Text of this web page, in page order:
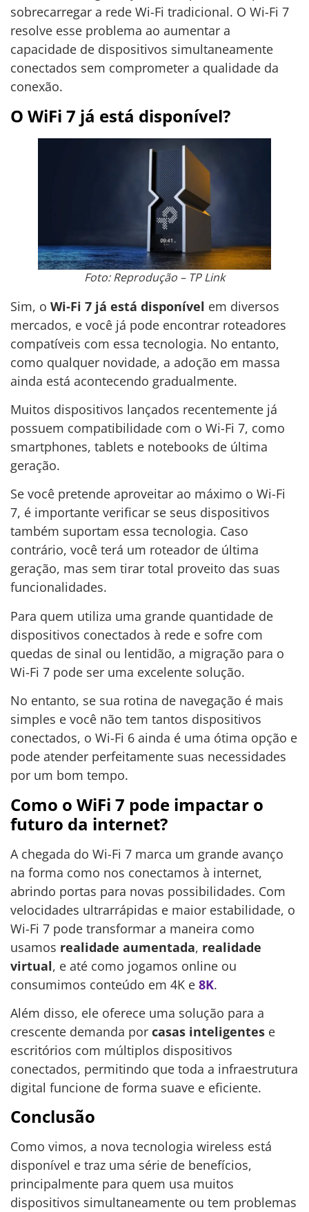
sobrecarregar a rede Wi-Fi tradicional. O Wi-Fi 7
resolve esse problema ao aumentar a
capacidade de dispositivos simultaneamente
conectados sem comprometer a qualidade da
conexão.
O WiFi 7 já está disponível?
Foto: Reprodução – TP Link
Sim, o Wi-Fi 7 já está disponível em diversos
mercados, e você já pode encontrar roteadores
compatíveis com essa tecnologia. No entanto,
como qualquer novidade, a adoção em massa
ainda está acontecendo gradualmente.
Muitos dispositivos lançados recentemente já
possuem compatibilidade com o Wi-Fi 7, como
smartphones, tablets e notebooks de última
geração.
Se você pretende aproveitar ao máximo o Wi-Fi
7, é importante verificar se seus dispositivos
também suportam essa tecnologia. Caso
contrário, você terá um roteador de última
geração, mas sem tirar total proveito das suas
funcionalidades.
Para quem utiliza uma grande quantidade de
dispositivos conectados à rede e sofre com
quedas de sinal ou lentidão, a migração para o
Wi-Fi 7 pode ser uma excelente solução.
No entanto, se sua rotina de navegação é mais
simples e você não tem tantos dispositivos
conectados, o Wi-Fi 6 ainda é uma ótima opção e
pode atender perfeitamente suas necessidades
por um bom tempo.
Como o WiFi 7 pode impactar o
futuro da internet?
A chegada do Wi-Fi 7 marca um grande avanço
na forma como nos conectamos à internet,
abrindo portas para novas possibilidades. Com
velocidades ultrarrápidas e maior estabilidade, o
Wi-Fi 7 pode transformar a maneira como
usamos realidade aumentada, realidade
virtual, e até como jogamos online ou
consumimos conteúdo em 4K e 8K.
Além disso, ele oferece uma solução para a
crescente demanda por casas inteligentes e
escritórios com múltiplos dispositivos
conectados, permitindo que toda a infraestrutura
digital funcione de forma suave e eficiente.
Conclusão
Como vimos, a nova tecnologia wireless está
disponível e traz uma série de benefícios,
principalmente para quem usa muitos
dispositivos simultaneamente ou tem problemas